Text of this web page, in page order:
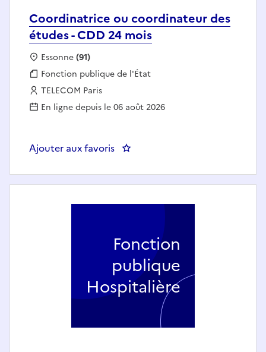
Coordinatrice ou coordinateur des
études - CDD 24 mois
Localisation :
Essonne(91)
Fonction publique :
Fonction publique de l'État
Employeur :
TELECOM Paris
En ligne depuis le 06 août 2026
Ajouter aux favoris : Coordinatrice ou coordinateur
Fonction
publique
Hospitalière